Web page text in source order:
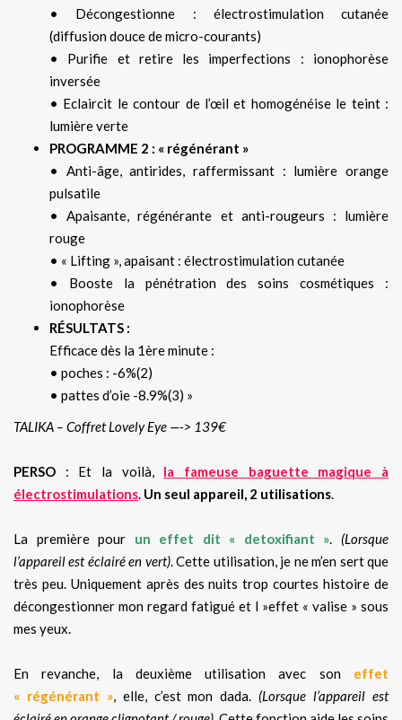
• Décongestionne : électrostimulation cutanée
(diffusion douce de micro-courants)
• Purifie et retire les imperfections : ionophorèse
inversée
• Eclaircit le contour de l’œil et homogénéise le teint :
lumière verte
PROGRAMME 2 : « régénérant »
• Anti-âge, antirides, raffermissant : lumière orange
pulsatile
• Apaisante, régénérante et anti-rougeurs : lumière
rouge
• « Lifting », apaisant : électrostimulation cutanée
• Booste la pénétration des soins cosmétiques :
ionophorèse
RÉSULTATS :
Efficace dès la 1ère minute :
• poches : -6%(2)
• pattes d’oie -8.9%(3) »
TALIKA – Coffret Lovely Eye —-> 139€
PERSO : Et la voilà, la fameuse baguette magique à
électrostimulations. Un seul appareil, 2 utilisations.
La première pour un effet dit « detoxifiant ». (Lorsque
l’appareil est éclairé en vert). Cette utilisation, je ne m’en sert que
très peu. Uniquement après des nuits trop courtes histoire de
décongestionner mon regard fatigué et l »effet « valise » sous
mes yeux.
En revanche, la deuxième utilisation avec son effet
« régénérant », elle, c’est mon dada. (Lorsque l’appareil est